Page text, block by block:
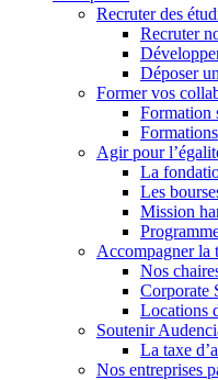
Recruter des
Recruter
Déposer
Former vos
Formation
Agir pour
La
Les
Mission
Accompagner la
Nos
Corporate
Locations
Soutenir
La taxe
Nos entreprises